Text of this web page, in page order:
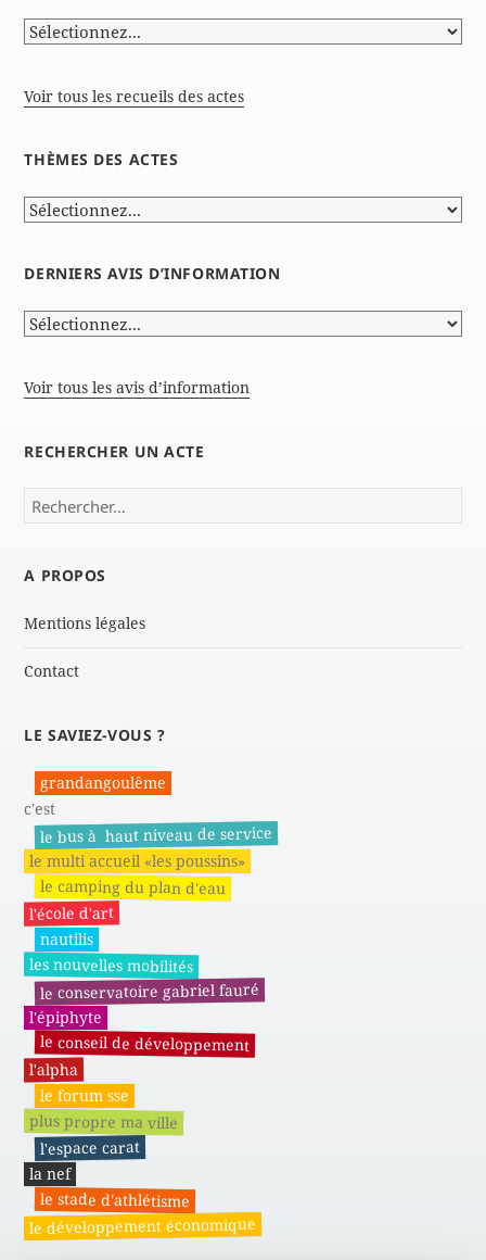
Voir tous les recueils des actes
THÈMES DES ACTES
DERNIERS AVIS D’INFORMATION
Voir tous les avis d’information
RECHERCHER UN ACTE
Rechercher :
A PROPOS
Mentions légales
Contact
LE SAVIEZ-VOUS ?
grandangoulême
c'est
le bus à haut niveau de service
le multi accueil «les poussins»
le camping du plan d'eau
l'école d'art
nautilis
les nouvelles mobilités
le conservatoire gabriel fauré
l'épiphyte
le conseil de développement
l'alpha
le forum sse
plus propre ma ville
l'espace carat
la nef
le stade d'athlétisme
le développement économique